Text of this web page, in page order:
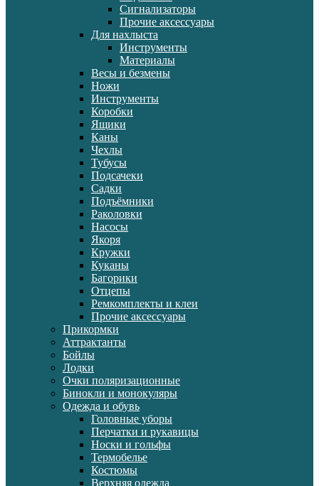
Сигнализаторы
Прочие аксессуары
Для нахлыста
Инструменты
Материалы
Весы и безмены
Ножи
Инструменты
Коробки
Ящики
Каны
Чехлы
Тубусы
Подсачеки
Садки
Подъёмники
Раколовки
Насосы
Якоря
Кружки
Куканы
Багорики
Отцепы
Ремкомплекты и клеи
Прочие аксессуары
Прикормки
Аттрактанты
Бойлы
Лодки
Очки поляризационные
Бинокли и монокуляры
Одежда и обувь
Головные уборы
Перчатки и рукавицы
Носки и гольфы
Термобелье
Костюмы
Верхняя одежда